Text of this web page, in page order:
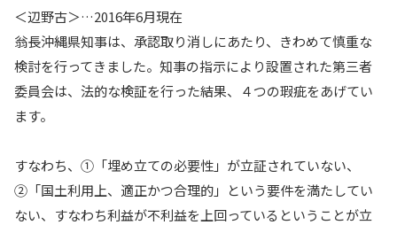
＜辺野古＞…2016年6月現在
翁長沖縄県知事は、承認取り消しにあたり、きわめて慎重な
検討を行ってきました。知事の指示により設置された第三者
委員会は、法的な検証を行った結果、４つの瑕疵をあげてい
ます。
すなわち、①「埋め立ての必要性」が立証されていない、
②「国土利用上、適正かつ合理的」という要件を満たしてい
ない、すなわち利益が不利益を上回っているということが立